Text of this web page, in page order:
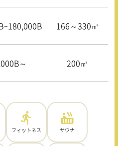
166～330㎡
～ 200㎡
フィットネス サウナ